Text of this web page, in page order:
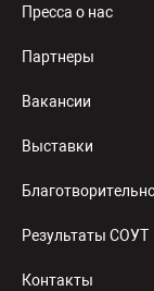
Пресса о нас
Партнеры
Вакансии
Выставки
Результаты СОУТ
Контакты